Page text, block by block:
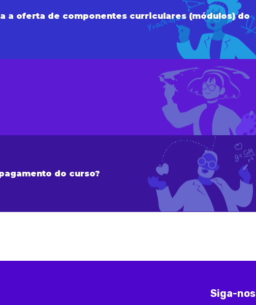
a oferta de componentes curriculares (módulos) do
do curso?
Siga-nos